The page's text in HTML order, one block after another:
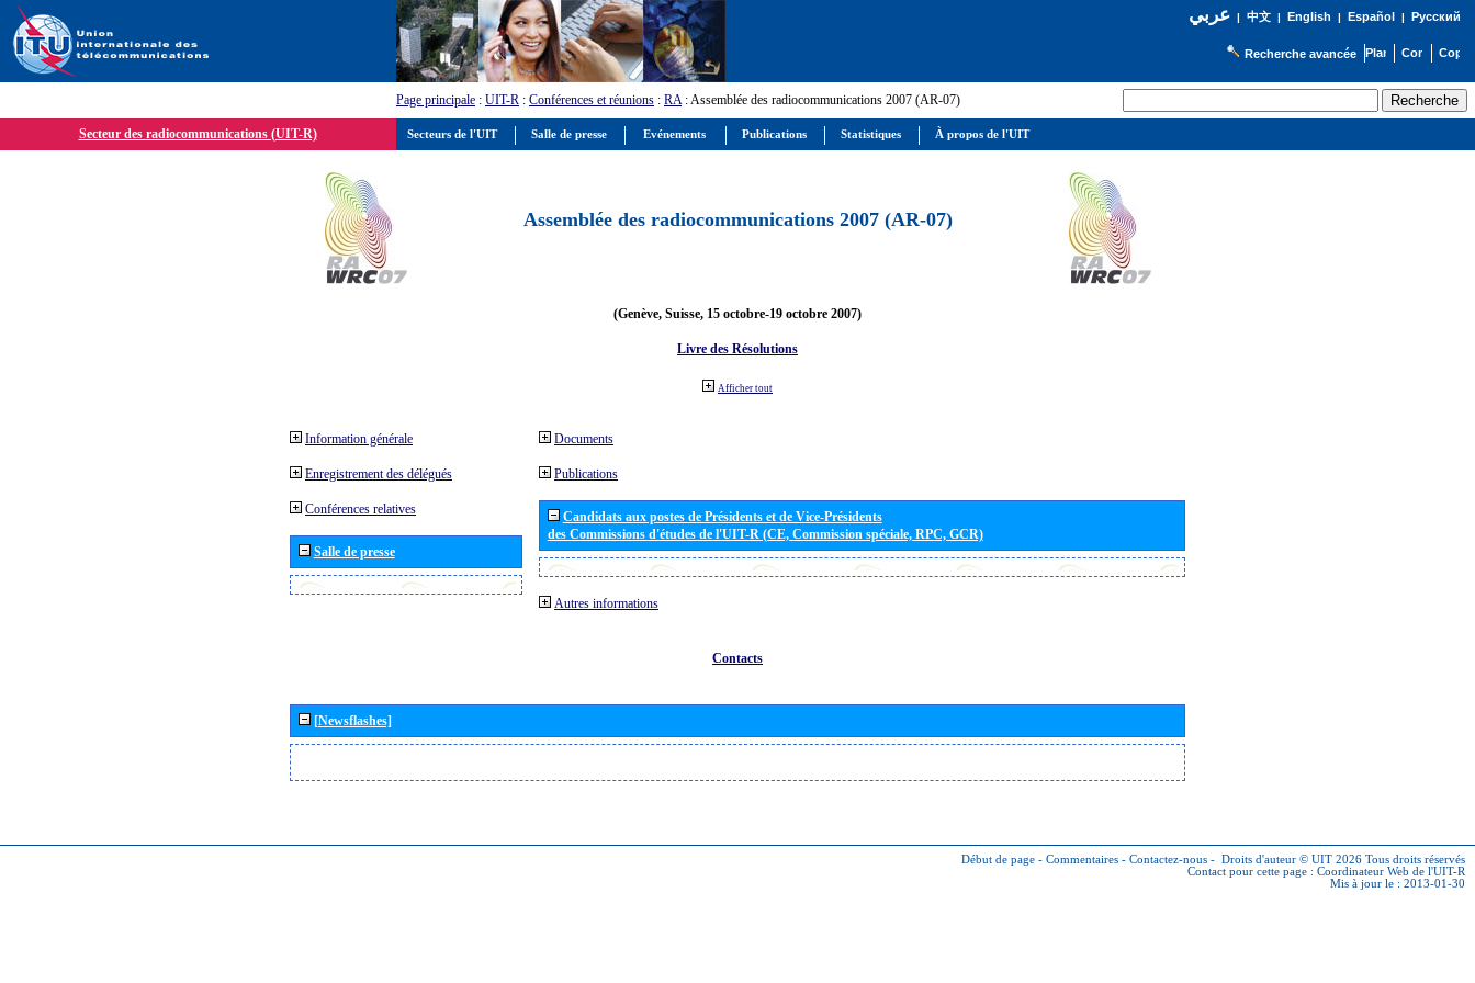
عربي| 中文| English | Español | Русский
Recherche avancée
Page principale : UIT-R : Conférences et réunions : RA: Assemblée des radiocommunications 2007 (AR-07)
Secteur des radiocommunications (UIT-R)
Assemblée des radiocommunications 2007 (AR-07)
(Genève, Suisse, 15 octobre-19 octobre 2007)
Livre des Résolutions
Afficher tout
Information générale
Enregistrement des délégués
Conférences relatives
Salle de presse
Documents
Publications
Candidats aux postes de Présidents et de Vice-Présidents
des Commissions d'études de l'UIT-R (CE, Commission spéciale, RPC, GCR)
Autres informations
Contacts
[Newsflashes]
Début de page - Commentaires - Contactez-nous - Droits d'auteur © UIT 2026 Tous droits réservés
Contact pour cette page : Coordinateur Web de l'UIT-R
Mis à jour le : 2013-01-30
Secteurs de l'UIT Salle de presse Evénements Publications Statistiques À propos de l'UIT